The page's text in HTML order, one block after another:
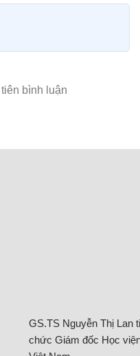
GS.TS Nguyễn Thị Lan
chức Giám đốc Học